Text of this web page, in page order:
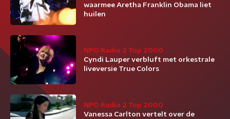
waarmee Aretha Franklin Obama liet
huilen
NPO Radio 2 Top 2000
Cyndi Lauper verbluft met orkestrale
liveversie True Colors
NPO Radio 2 Top 2000
Vanessa Carlton vertelt over de